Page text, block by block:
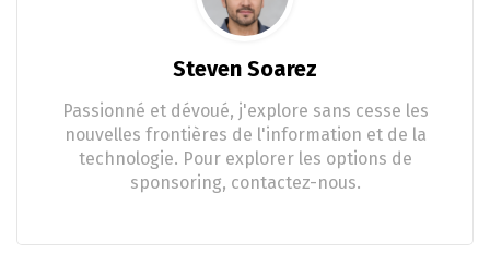
Steven Soarez
Passionné et dévoué, j'explore sans cesse les
nouvelles frontières de l'information et de la
technologie. Pour explorer les options de
sponsoring, contactez-nous.